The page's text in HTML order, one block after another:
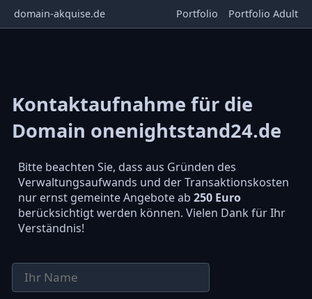
domain-akquise.de Portfolio Portfolio Adult
Kontaktaufnahme für die
Domain onenightstand24.de
Bitte beachten Sie, dass aus Gründen des
Verwaltungsaufwands und der Transaktionskosten
nur ernst gemeinte Angebote ab 250 Euro
berücksichtigt werden können. Vielen Dank für Ihr
Verständnis!